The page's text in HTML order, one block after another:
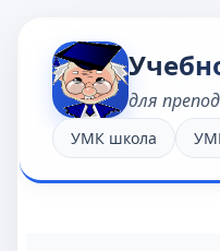
для
УМК школа